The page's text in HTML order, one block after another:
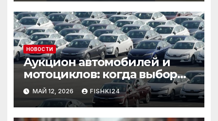
НОВОСТИ
Аукцион автомобилей и
мотоциклов: когда выбор
становится осознанным
МАЙ 12, 2026 FISHKI24